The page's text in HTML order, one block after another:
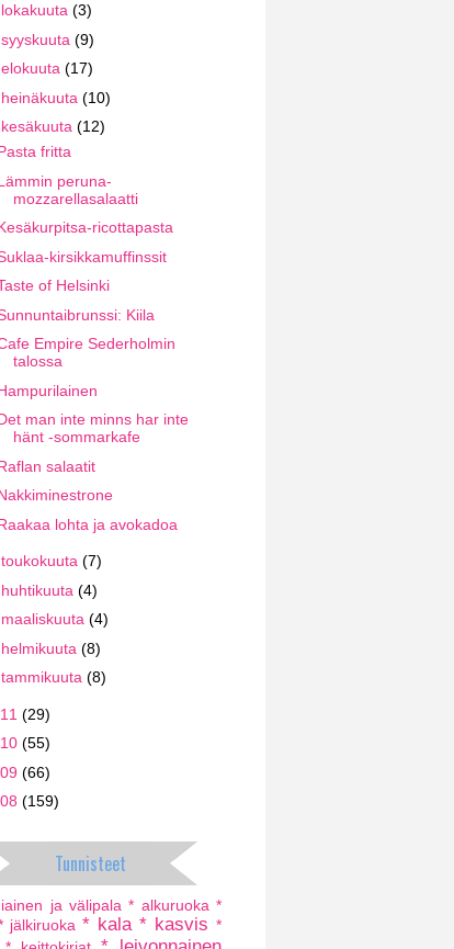
lokakuuta (3)
syyskuuta (9)
elokuuta (17)
heinäkuuta (10)
kesäkuuta (12)
fritta
peruna-
mozzarellasalaatti
ricottapasta
kirsikkamuffinssit
of Helsinki
Kiila
Empire Sederholmin
talossa
man inte minns har inte
hänt -sommarkafe
salaatit
lohta ja avokadoa
toukokuuta (7)
huhtikuuta (4)
maaliskuuta (4)
helmikuuta (8)
tammikuuta (8)
(29)
(55)
(66)
(159)
Tunnisteet
ja välipala * alkuruoka *
jälkiruoka * kala * kasvis *